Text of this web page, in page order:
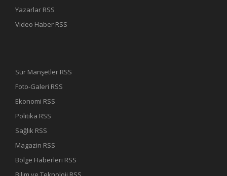
Yazarlar RSS
Video Haber RSS
Sür Manşetler RSS
Foto-Galeri RSS
Ekonomi RSS
Politika RSS
Sağlık RSS
Magazin RSS
Bölge Haberleri RSS